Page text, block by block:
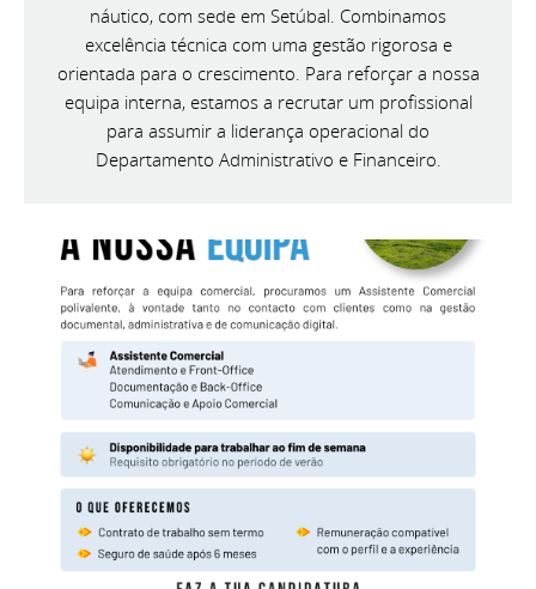
náutico, com sede em Setúbal. Combinamos
excelência técnica com uma gestão rigorosa e
orientada para o crescimento. Para reforçar a nossa
equipa interna, estamos a recrutar um profissional
para assumir a liderança operacional do
Departamento Administrativo e Financeiro.